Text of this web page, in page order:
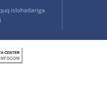
islohatlariga